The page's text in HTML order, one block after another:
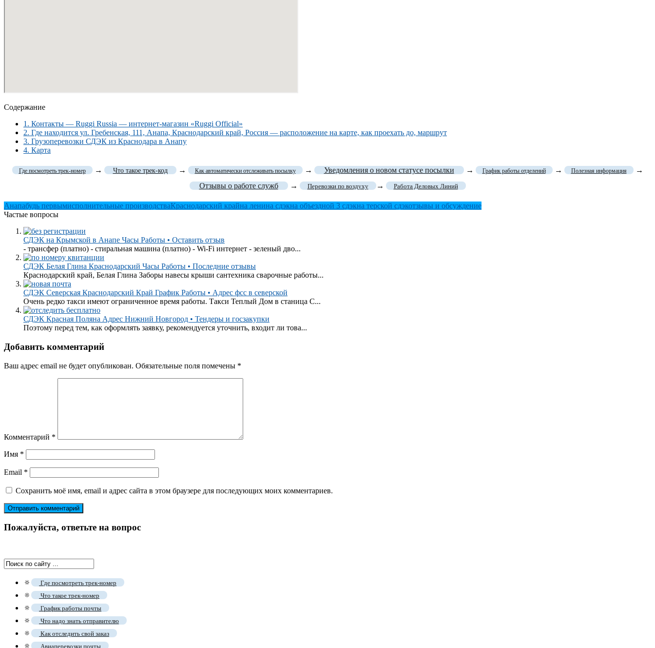
Содержание
1. Контакты — Ruggi Russia — интернет-магазин «Ruggi Official»
2. Где находится ул. Гребенская, 111, Анапа, Краснодарский край, Россия — расположение на карте, как проехать до, маршрут
3. Грузоперевозки СДЭК из Краснодара в Анапу
4. Карта
Где посмотреть трек-номер → Что такое трек-код → Как автоматически отслеживать посылку → Уведомления о новом статусе посылки → График работы отделений → Полезная информация
→
Отзывы о работе служб
→ Перевозки по воздуху → Работа Деловых Линий
Анапабудь первымисполнительные производстваКраснодарский крайна ленина сдэкна объездной 3 сдэкна терской сдэкотзывы и обсуждение
Частые вопросы
СДЭК на Крымской в Анапе Часы Работы • Оставить отзыв
- трансфер (платно) - стиральная машина (платно) - Wi-Fi интернет - зеленый дво...
СДЭК Белая Глина Краснодарский Часы Работы • Последние отзывы
Краснодарский край, Белая Глина Заборы навесы крыши сантехника сварочные работы...
СДЭК Северская Краснодарский Край График Работы • Адрес фсс в северской
Очень редко такси имеют ограниченное время работы. Такси Теплый Дом в станица С...
СДЭК Красная Поляна Адрес Нижний Новгород • Тендеры и госзакупки
Поэтому перед тем, как оформлять заявку, рекомендуется уточнить, входит ли това...
Добавить комментарий
Ваш адрес email не будет опубликован. Обязательные поля помечены *
Комментарий *
Имя *
Email *
Сохранить моё имя, email и адрес сайта в этом браузере для последующих моих комментариев.
Пожалуйста, ответьте на вопрос
🔅 Где посмотреть трек-номер
🔅 Что такое трек-номер
🔅 График работы почты
🔅 Что надо знать отправителю
🔅 Как отследить свой заказ
🔅 Авиаперевозки почты